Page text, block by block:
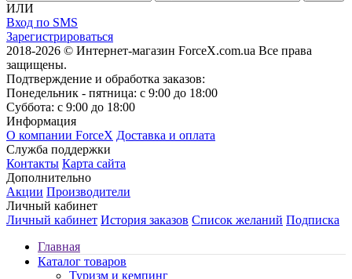
ИЛИ
Вход по SMS
Зарегистрироваться
2018-2026 © Интернет-магазин ForceX.com.ua Все права
защищены.
Подтверждение и обработка заказов:
Понедельник - пятница: с 9:00 до 18:00
Суббота: с 9:00 до 18:00
Информация
О компании ForceX Доставка и оплата
Служба поддержки
Контакты Карта сайта
Дополнительно
Акции Производители
Личный кабинет
Личный кабинет История заказов Список желаний Подписка
Главная
Каталог товаров
Туризм и кемпинг